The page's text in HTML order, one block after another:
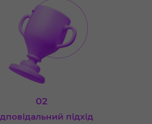
підхід
02